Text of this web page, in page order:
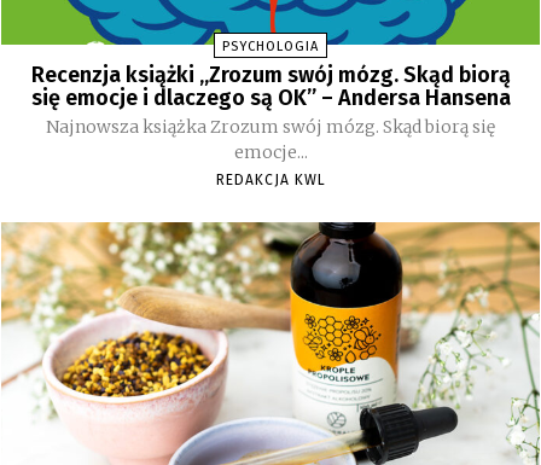
PSYCHOLOGIA
Recenzja książki „Zrozum swój mózg. Skąd biorą
się emocje i dlaczego są OK” – Andersa Hansena
Najnowsza książka Zrozum swój mózg. Skąd biorą się
emocje...
REDAKCJA KWL